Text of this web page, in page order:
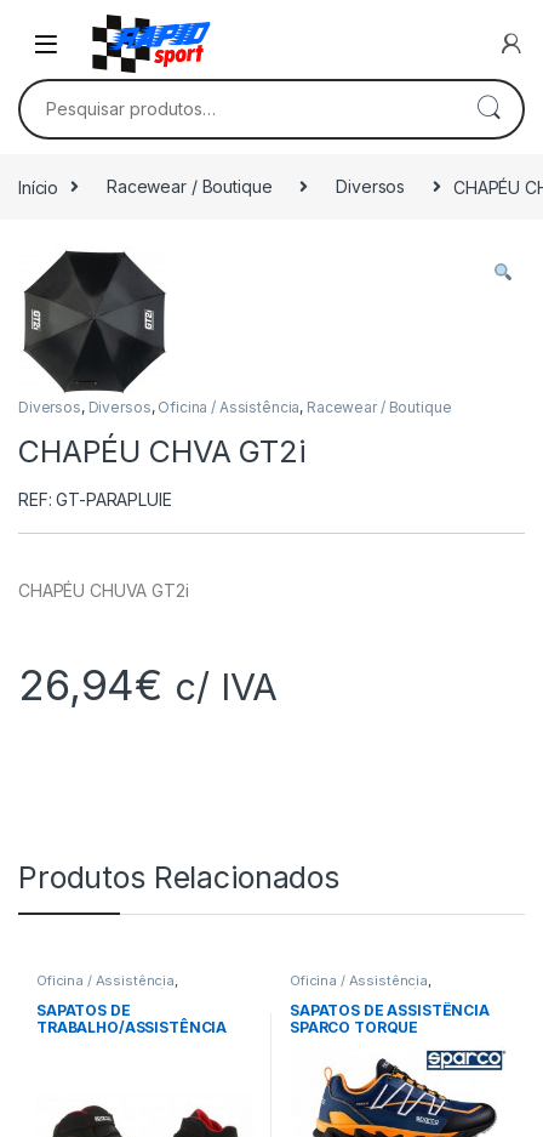
Skip to navigation
Skip to content
Pesquisar por:
Início Racewear / Boutique Diversos CHAPÉU
Diversos, Diversos, Oficina / Assistência, Racewear / Boutique
CHAPÉU CHVA GT2i
REF: GT-PARAPLUIE
CHAPÉU CHUVA GT2i
26,94€ c/ IVA
Produtos Relacionados
Oficina / Assistência,
Equipamento Mecânico
SAPATOS DE
TRABALHO/ASSISTÊNCIA
Oficina / Assistência,
Equipamento Mecânico
SAPATOS DE ASSISTÊNCIA
SPARCO TORQUE